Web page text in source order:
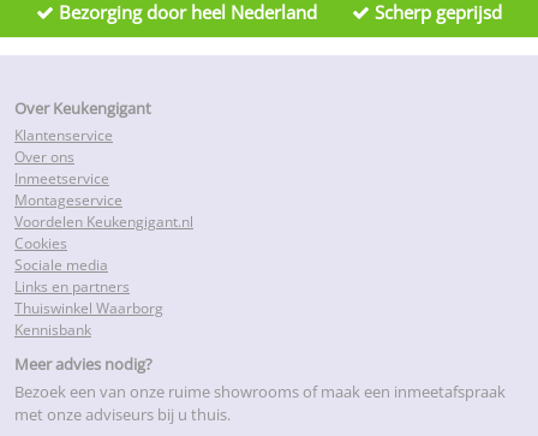
Bezorging door heel Nederland Scherp geprijsd
Over Keukengigant
Klantenservice
Over ons
Inmeetservice
Montageservice
Voordelen Keukengigant.nl
Cookies
Sociale media
Links en partners
Thuiswinkel Waarborg
Kennisbank
Meer advies nodig?
Bezoek een van onze ruime showrooms of maak een inmeetafspraak
met onze adviseurs bij u thuis.